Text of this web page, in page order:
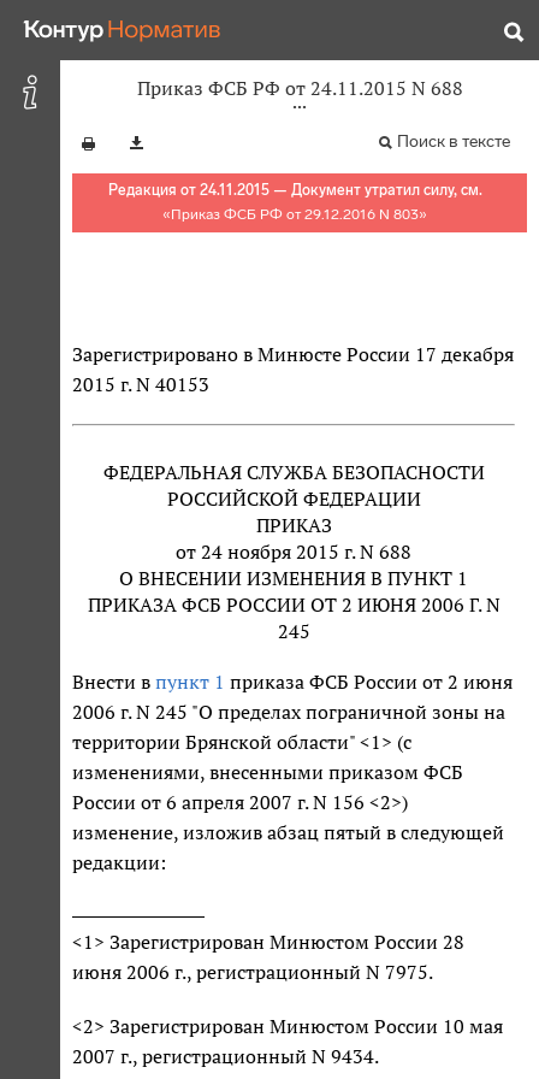
Приказ ФСБ РФ от 24.11.2015 N 688
Поиск в тексте
Редакция от 24.11.2015 — Документ утратил силу, см.
«Приказ ФСБ РФ от 29.12.2016 N 803»
Зарегистрировано в Минюсте России 17 декабря
2015 г. N 40153
ФЕДЕРАЛЬНАЯ СЛУЖБА БЕЗОПАСНОСТИ
РОССИЙСКОЙ ФЕДЕРАЦИИ
ПРИКАЗ
от 24 ноября 2015 г. N 688
О ВНЕСЕНИИ ИЗМЕНЕНИЯ В ПУНКТ 1
ПРИКАЗА ФСБ РОССИИ ОТ 2 ИЮНЯ 2006 Г. N
245
Внести в пункт 1 приказа ФСБ России от 2 июня
2006 г. N 245 "О пределах пограничной зоны на
территории Брянской области" <1> (с
изменениями, внесенными приказом ФСБ
России от 6 апреля 2007 г. N 156 <2>)
изменение, изложив абзац пятый в следующей
редакции:
<1> Зарегистрирован Минюстом России 28
июня 2006 г., регистрационный N 7975.
<2> Зарегистрирован Минюстом России 10 мая
2007 г., регистрационный N 9434.